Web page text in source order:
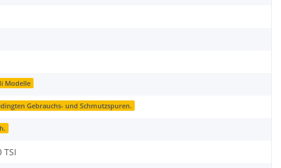
Modelle
Gebrauchs- und Schmutzspuren.
TSI